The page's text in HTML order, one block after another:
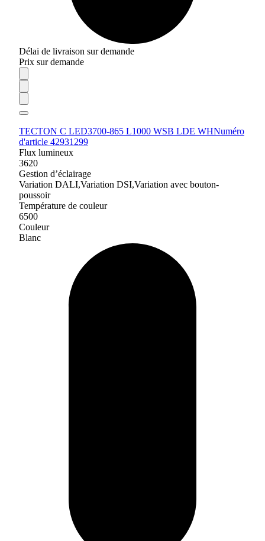
Délai de livraison sur demande
Prix sur demande
TECTON C LED3700-865 L1000 WSB LDE WHNuméro
d'article 42931299
Flux lumineux
3620
Gestion d’éclairage
Variation DALI,Variation DSI,Variation avec bouton-
poussoir
Température de couleur
6500
Couleur
Blanc